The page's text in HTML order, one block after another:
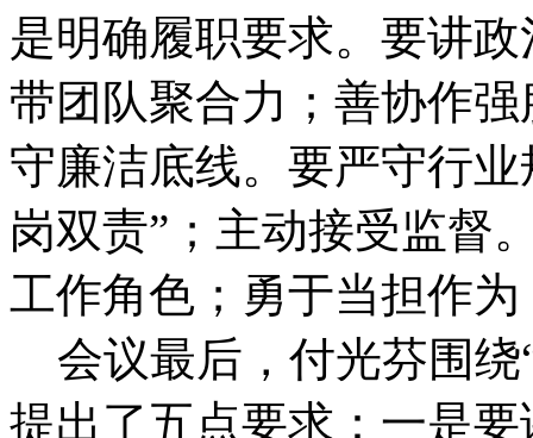
是明确履职要求。要讲
带团队聚合力；善协作
守廉洁底线。要严守行
岗双责”；主动接受监督
工作角色；勇于当担作
会议最后，付光芬围绕
提出了五点要求：一是